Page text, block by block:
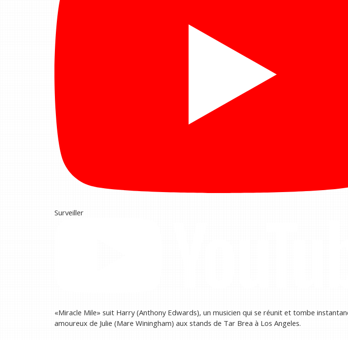
Surveiller
«Miracle Mile» suit Harry (Anthony Edwards), un musicien qui se réunit et tombe
amoureux de Julie (Mare Winingham) aux stands de Tar Brea à Los Angeles.